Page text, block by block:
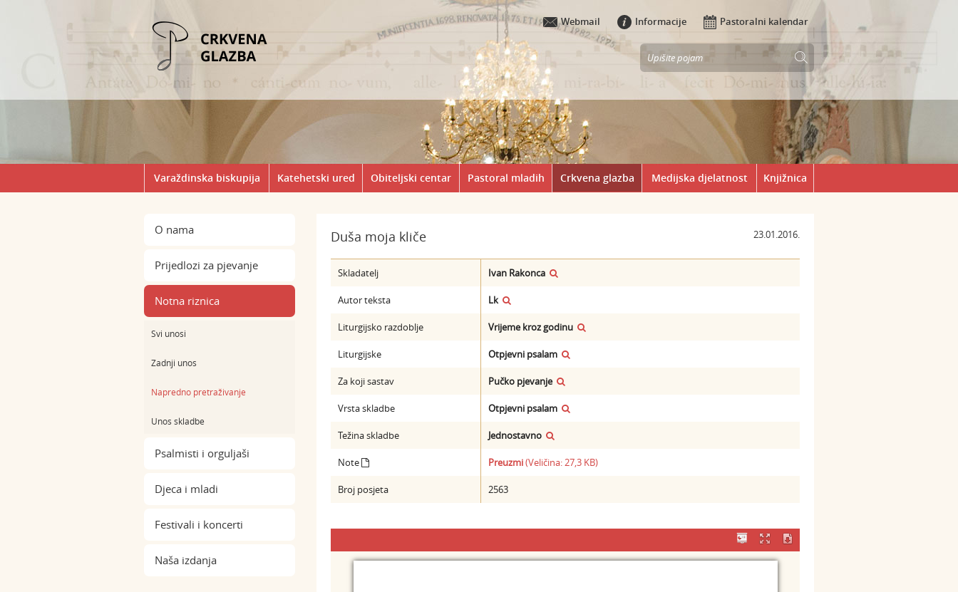
Webmail Informacije Pastoralni kalendar
Varaždinska biskupija Katehetski ured Obiteljski centar Pastoral mladih Crkvena glazba Medijska djelatnost Knjižnica
O nama
Prijedlozi za pjevanje
Notna riznica
Svi unosi
Zadnji unos
Napredno pretraživanje
Unos skladbe
Psalmisti i orguljaši
Djeca i mladi
Festivali i koncerti
Naša izdanja
Duša moja kliče 23.01.2016.
Skladatelj Ivan Rakonca
Autor teksta Lk
Liturgijsko razdoblje Vrijeme kroz godinu
Liturgijske Otpjevni psalam
Za koji sastav Pučko pjevanje
Vrsta skladbe Otpjevni psalam
Težina skladbe Jednostavno
Note Preuzmi(Veličina: 27,3 KB)
Broj posjeta 2563